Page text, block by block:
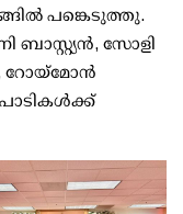
പങ്കെടുത്തു.
സോളി
റോയ്മോൻ